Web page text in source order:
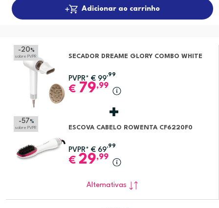
Adicionar ao carrinho
-20 %
sobre PVPR SECADOR DREAME GLORY COMBO WHITE
PVPR* € 99
,99
€ 79,99
-57 %
sobre PVPR ESCOVA CABELO ROWENTA CF6220F0
PVPR* € 69
,99
€ 29,99
Alternativas